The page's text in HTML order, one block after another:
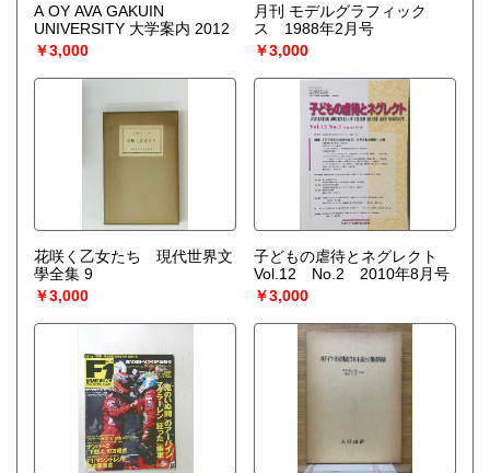
A OY AVA GAKUIN
UNIVERSITY 大学案内 2012
￥3,000
月刊 モデルグラフィック
ス 1988年2月号
￥3,000
花咲く乙女たち 現代世界文
學全集 9
￥3,000
子どもの虐待とネグレクト
Vol.12 No.2 2010年8月号
￥3,000